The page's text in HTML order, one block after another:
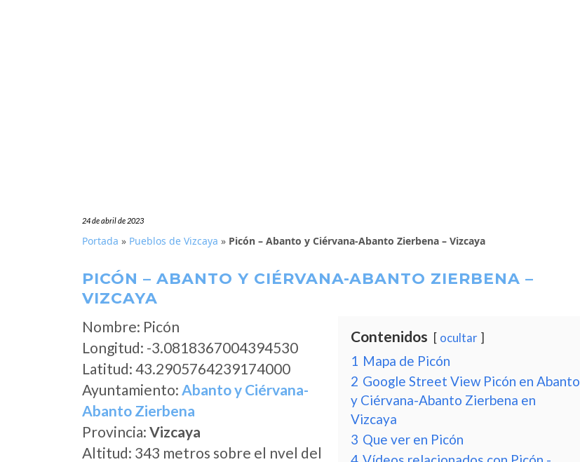
24 de abril de 2023
Portada » Pueblos de Vizcaya » Picón – Abanto y Ciérvana-Abanto Zierbena – Vizcaya
PICÓN – ABANTO Y CIÉRVANA-ABANTO ZIERBENA –
VIZCAYA
Nombre: Picón
Longitud: -3.0818367004394530
Latitud: 43.2905764239174000
Ayuntamiento: Abanto y Ciérvana-
Abanto Zierbena
Provincia: Vizcaya
Altitud: 343 metros sobre el nvel del
Contenidos ocultar
1 Mapa de Picón
2 Google Street View Picón en Abanto
y Ciérvana-Abanto Zierbena en
Vizcaya
3 Que ver en Picón